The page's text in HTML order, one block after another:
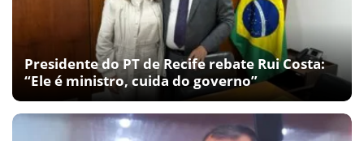
Presidente do PT de Recife rebate Rui Costa:
“Ele é ministro, cuida do governo”